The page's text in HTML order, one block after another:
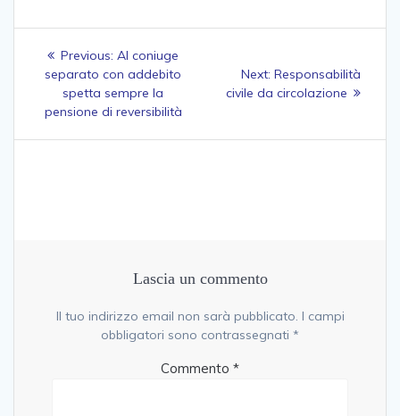
Navigazione
articoli
Previous: Previous
post:
Al coniuge
separato con addebito
spetta sempre la
pensione di reversibilità
Next: Next
post:
Responsabilità
civile da circolazione
Lascia un commento
Il tuo indirizzo email non sarà pubblicato. I campi
obbligatori sono contrassegnati *
Commento *